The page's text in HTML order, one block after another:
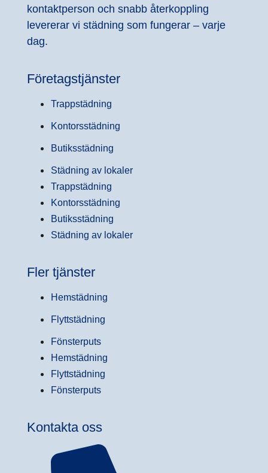
kontaktperson och snabb återkoppling
levererar vi städning som fungerar – varje
dag.
Företagstjänster
Trappstädning
Kontorsstädning
Butiksstädning
Städning av lokaler
Trappstädning
Kontorsstädning
Butiksstädning
Städning av lokaler
Fler tjänster
Hemstädning
Flyttstädning
Fönsterputs
Hemstädning
Flyttstädning
Fönsterputs
Kontakta oss